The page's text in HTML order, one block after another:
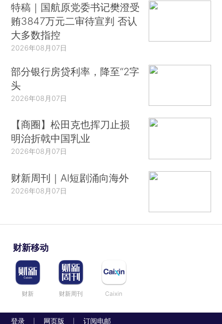
特稿｜国航原党委书记樊澄受
贿3847万元二审待宣判 否认
大多数指控
2026年08月07日
部分银行房贷利率，降至“2字
头
2026年08月07日
【商圈】松田克也挥刀止损
明治折戟中国乳业
2026年08月07日
财新周刊｜AI短剧涌向海外
2026年08月07日
财新移动
财新 财新周刊 Caixin
登录 网页版 订阅电邮